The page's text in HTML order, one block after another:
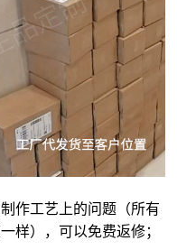
作工艺上的问题（所有
样），可以免费返修；